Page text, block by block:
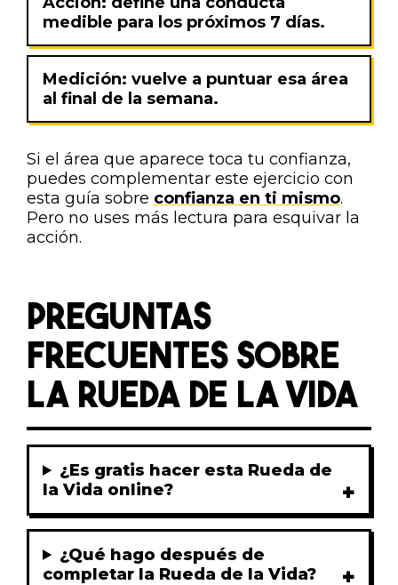
medible para los próximos 7 días.
Medición: vuelve a puntuar esa área
al final de la semana.
Si el área que aparece toca tu confianza,
puedes complementar este ejercicio con
esta guía sobre confianza en ti mismo.
Pero no uses más lectura para esquivar la
acción.
PREGUNTAS
FRECUENTES SOBRE
LA RUEDA DE LA VIDA
¿Es gratis hacer esta Rueda de
la Vida online?
¿Qué hago después de
completar la Rueda de la Vida?